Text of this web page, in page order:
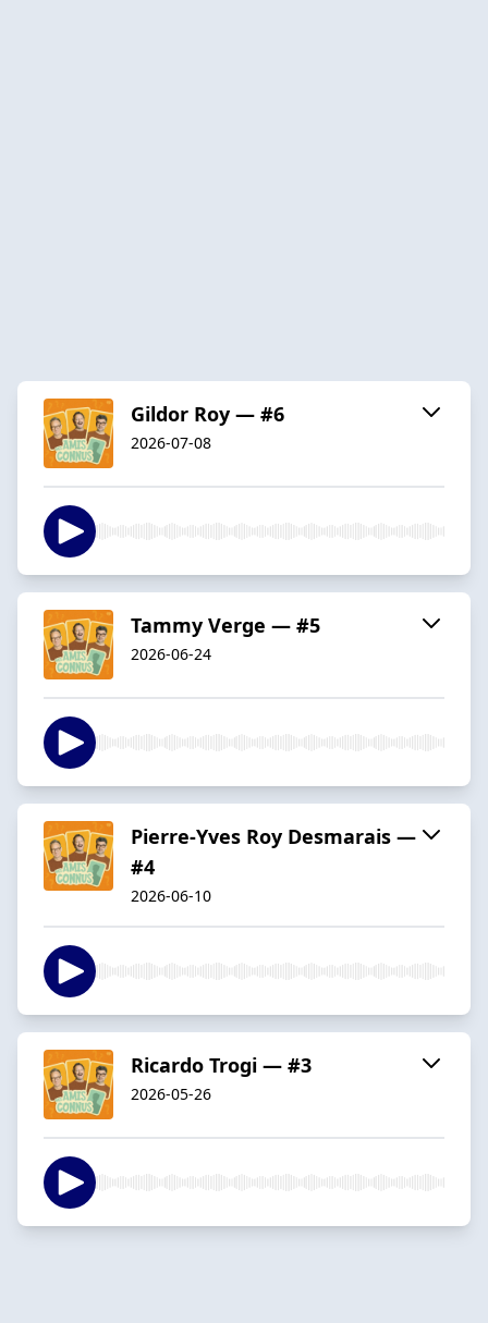
Gildor Roy — #6
2026-07-08
Tammy Verge — #5
2026-06-24
Pierre-Yves Roy Desmarais —
#4
2026-06-10
Ricardo Trogi — #3
2026-05-26